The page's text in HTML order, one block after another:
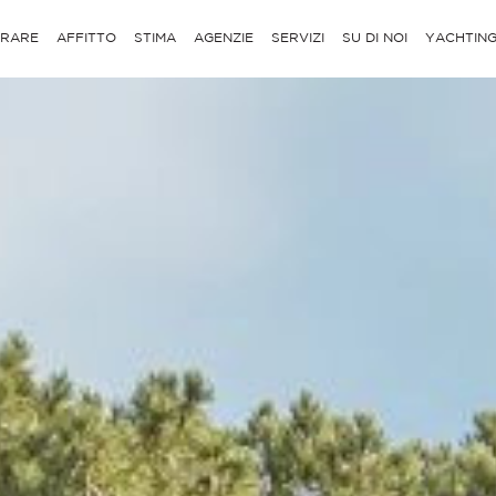
AFFITTO STIMA AGENZIE SERVIZI SU DI NOI